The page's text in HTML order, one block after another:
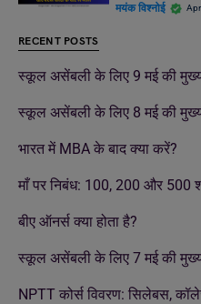
मयंक विश्नोई
RECENT POSTS
स्कूल असेंबली के लिए 9 मई की मुख्य
स्कूल असेंबली के लिए 8 मई की मुख्य
भारत में MBA के बाद क्या करें?
माँ पर निबंध: 100, 200 और 500
बीए ऑनर्स क्या होता है?
स्कूल असेंबली के लिए 7 मई की मुख्य
NPTT कोर्स विवरण: सिलेबस,